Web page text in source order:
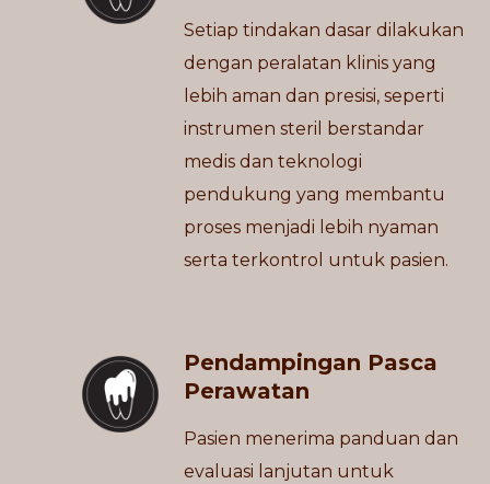
Setiap tindakan dasar dilakukan
dengan peralatan klinis yang
lebih aman dan presisi, seperti
instrumen steril berstandar
medis dan teknologi
pendukung yang membantu
proses menjadi lebih nyaman
serta terkontrol untuk pasien.
Pendampingan Pasca
Perawatan
Pasien menerima panduan dan
evaluasi lanjutan untuk